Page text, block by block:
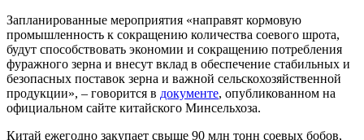
Запланированные мероприятия «направят кормовую
промышленность к сокращению количества соевого шрота,
будут способствовать экономии и сокращению потребления
фуражного зерна и внесут вклад в обеспечение стабильных и
безопасных поставок зерна и важной сельскохозяйственной
продукции», – говорится в документе, опубликованном на
официальном сайте китайского Минсельхоза.
Китай ежегодно закупает свыше 90 млн тонн соевых бобов,